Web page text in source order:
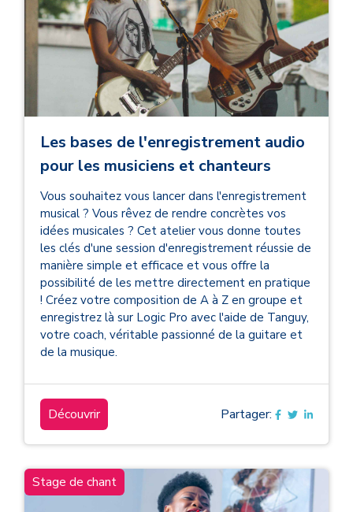
Les bases de l'enregistrement audio
pour les musiciens et chanteurs
Vous souhaitez vous lancer dans l'enregistrement
musical ? Vous rêvez de rendre concrètes vos
idées musicales ? Cet atelier vous donne toutes
les clés d'une session d'enregistrement réussie de
manière simple et efficace et vous offre la
possibilité de les mettre directement en pratique
! Créez votre composition de A à Z en groupe et
enregistrez là sur Logic Pro avec l'aide de Tanguy,
votre coach, véritable passionné de la guitare et
de la musique.
Découvrir Partager:
Stage de chant